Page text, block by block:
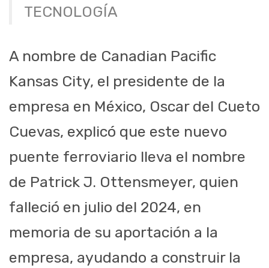
TECNOLOGÍA
A nombre de Canadian Pacific
Kansas City, el presidente de la
empresa en México, Oscar del Cueto
Cuevas, explicó que este nuevo
puente ferroviario lleva el nombre
de Patrick J. Ottensmeyer, quien
falleció en julio del 2024, en
memoria de su aportación a la
empresa, ayudando a construir la